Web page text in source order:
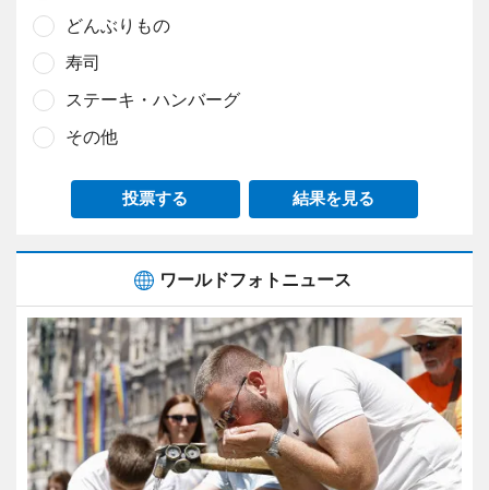
どんぶりもの
寿司
ステーキ・ハンバーグ
その他
投票する 結果を見る
ワールドフォトニュース